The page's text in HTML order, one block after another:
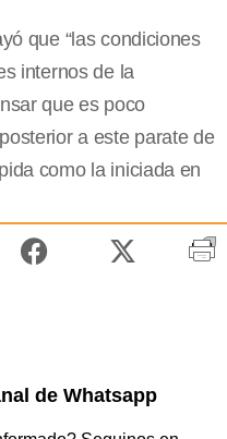
que “las condiciones
internos de la
que es poco
a este parate de
como la iniciada en
de Whatsapp